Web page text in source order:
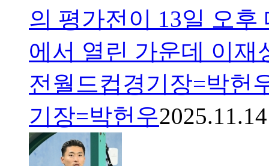
의 평가전이 13일 오
에서 열린 가운데 이재
전월드컵경기장=박헌
기장=박헌우